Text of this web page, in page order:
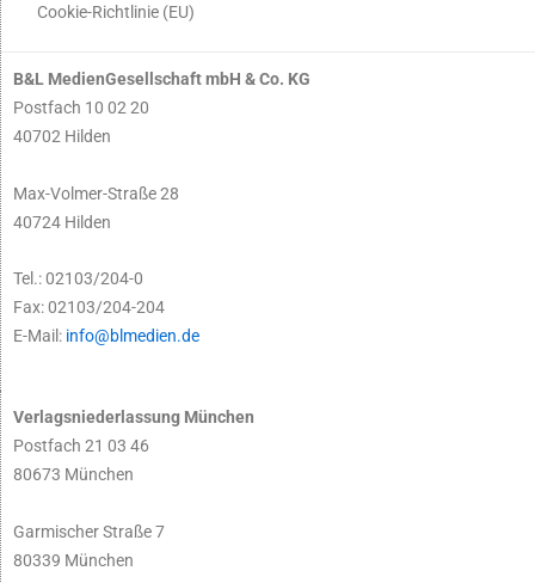
Cookie-Richtlinie (EU)
B&L MedienGesellschaft mbH & Co. KG
Postfach 10 02 20
40702 Hilden
Max-Volmer-Straße 28
40724 Hilden
Tel.: 02103/204-0
Fax: 02103/204-204
E-Mail: info@blmedien.de
Verlagsniederlassung München
Postfach 21 03 46
80673 München
Garmischer Straße 7
80339 München